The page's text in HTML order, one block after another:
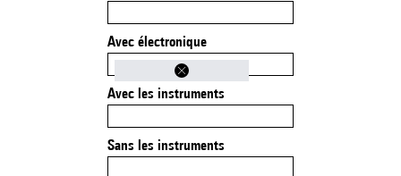
Avec électronique
Avec les instruments
Sans les instruments